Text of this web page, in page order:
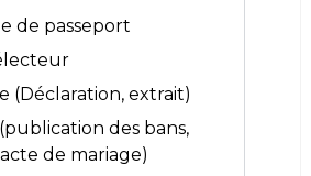
de passeport
(Déclaration, extrait)
des bans,
de mariage)